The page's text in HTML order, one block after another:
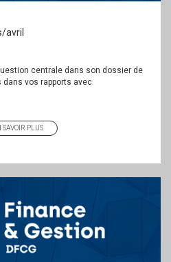
avril
centrale dans son dossier de
dans vos rapports avec
SAVOIR PLUS